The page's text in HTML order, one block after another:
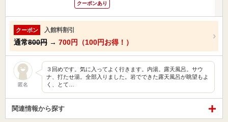
クーポンあり
クーポン 入館料割引
通常800円 → 700円（100円お得！）
匿名
３回めです。気に入ってよく行きます。内湯。露天風呂。サウ
ナ、打たせ湯。全部入りました。岩でできた露天風呂が眺望もよ
く、とて…
関連情報から探す